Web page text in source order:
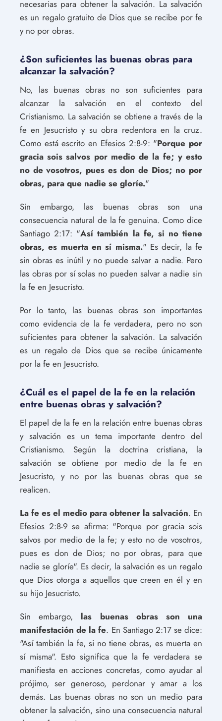
necesarias para obtener la salvación. La salvación
es un regalo gratuito de Dios que se recibe por fe
y no por obras.
¿Son suficientes las buenas obras para
alcanzar la salvación?
No, las buenas obras no son suficientes para
alcanzar la salvación en el contexto del
Cristianismo. La salvación se obtiene a través de la
fe en Jesucristo y su obra redentora en la cruz.
Como está escrito en Efesios 2:8-9: "Porque por
gracia sois salvos por medio de la fe; y esto
no de vosotros, pues es don de Dios; no por
obras, para que nadie se gloríe."
Sin embargo, las buenas obras son una
consecuencia natural de la fe genuina. Como dice
Santiago 2:17: "Así también la fe, si no tiene
obras, es muerta en sí misma." Es decir, la fe
sin obras es inútil y no puede salvar a nadie. Pero
las obras por sí solas no pueden salvar a nadie sin
la fe en Jesucristo.
Por lo tanto, las buenas obras son importantes
como evidencia de la fe verdadera, pero no son
suficientes para obtener la salvación. La salvación
es un regalo de Dios que se recibe únicamente
por la fe en Jesucristo.
¿Cuál es el papel de la fe en la relación
entre buenas obras y salvación?
El papel de la fe en la relación entre buenas obras
y salvación es un tema importante dentro del
Cristianismo. Según la doctrina cristiana, la
salvación se obtiene por medio de la fe en
Jesucristo, y no por las buenas obras que se
realicen.
La fe es el medio para obtener la salvación. En
Efesios 2:8-9 se afirma: "Porque por gracia sois
salvos por medio de la fe; y esto no de vosotros,
pues es don de Dios; no por obras, para que
nadie se gloríe". Es decir, la salvación es un regalo
que Dios otorga a aquellos que creen en él y en
su hijo Jesucristo.
Sin embargo, las buenas obras son una
manifestación de la fe. En Santiago 2:17 se dice:
"Así también la fe, si no tiene obras, es muerta en
sí misma". Esto significa que la fe verdadera se
manifiesta en acciones concretas, como ayudar al
prójimo, ser generoso, perdonar y amar a los
demás. Las buenas obras no son un medio para
obtener la salvación, sino una consecuencia natural